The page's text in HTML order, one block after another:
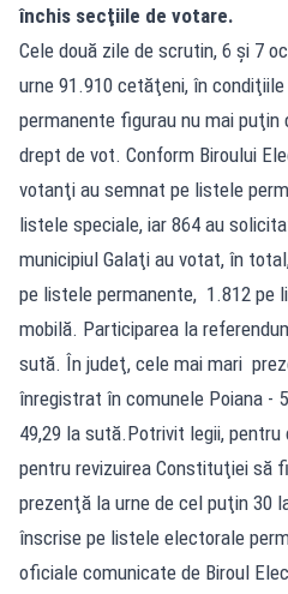
închis secţiile de votare.
Cele două zile de scrutin, 6 şi 7
urne 91.910 cetăţeni, în
permanente figurau nu mai puţin
drept de vot. Conform Biroului
votanţi au semnat pe listele
listele speciale, iar 864 au
municipiul Galaţi au votat, în
pe listele permanente, 1.812 pe
mobilă. Participarea la
sută. În judeţ, cele mai mari
înregistrat în comunele Poiana -
49,29 la sută.Potrivit legii,
pentru revizuirea Constituţiei să
prezenţă la urne de cel puţin 30
înscrise pe listele electorale
oficiale comunicate de Biroul